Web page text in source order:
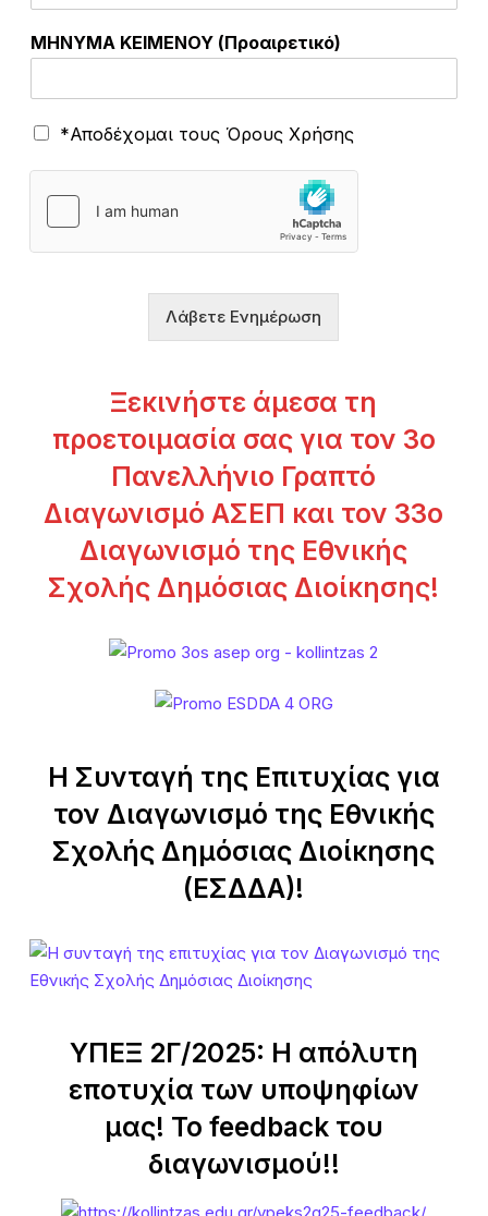
ΜΗΝΥΜΑ ΚΕΙΜΕΝΟΥ (Προαιρετικό)
Ό
ο
*Αποδέχομαι τους Όρους Χρήσης
Λάβετε Ενημέρωση
Ξεκινήστε άμεσα τη
προετοιμασία σας για τον 3ο
Πανελλήνιο Γραπτό
Διαγωνισμό ΑΣΕΠ και τον 33ο
Διαγωνισμό της Εθνικής
Σχολής Δημόσιας Διοίκησης!
Η Συνταγή της Επιτυχίας για
τον Διαγωνισμό της Εθνικής
Σχολής Δημόσιας Διοίκησης
(ΕΣΔΔΑ)!
ΥΠΕΞ 2Γ/2025: Η απόλυτη
εποτυχία των υποψηφίων
μας! Το feedback του
διαγωνισμού!!